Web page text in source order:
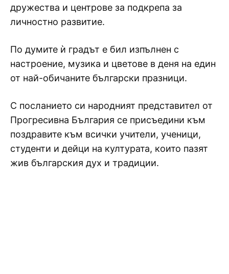
дружества и центрове за подкрепа за
личностно развитие.
По думите ѝ градът е бил изпълнен с
настроение, музика и цветове в деня на един
от най-обичаните български празници.
С посланието си народният представител от
Прогресивна България се присъедини към
поздравите към всички учители, ученици,
студенти и дейци на културата, които пазят
жив българския дух и традиции.